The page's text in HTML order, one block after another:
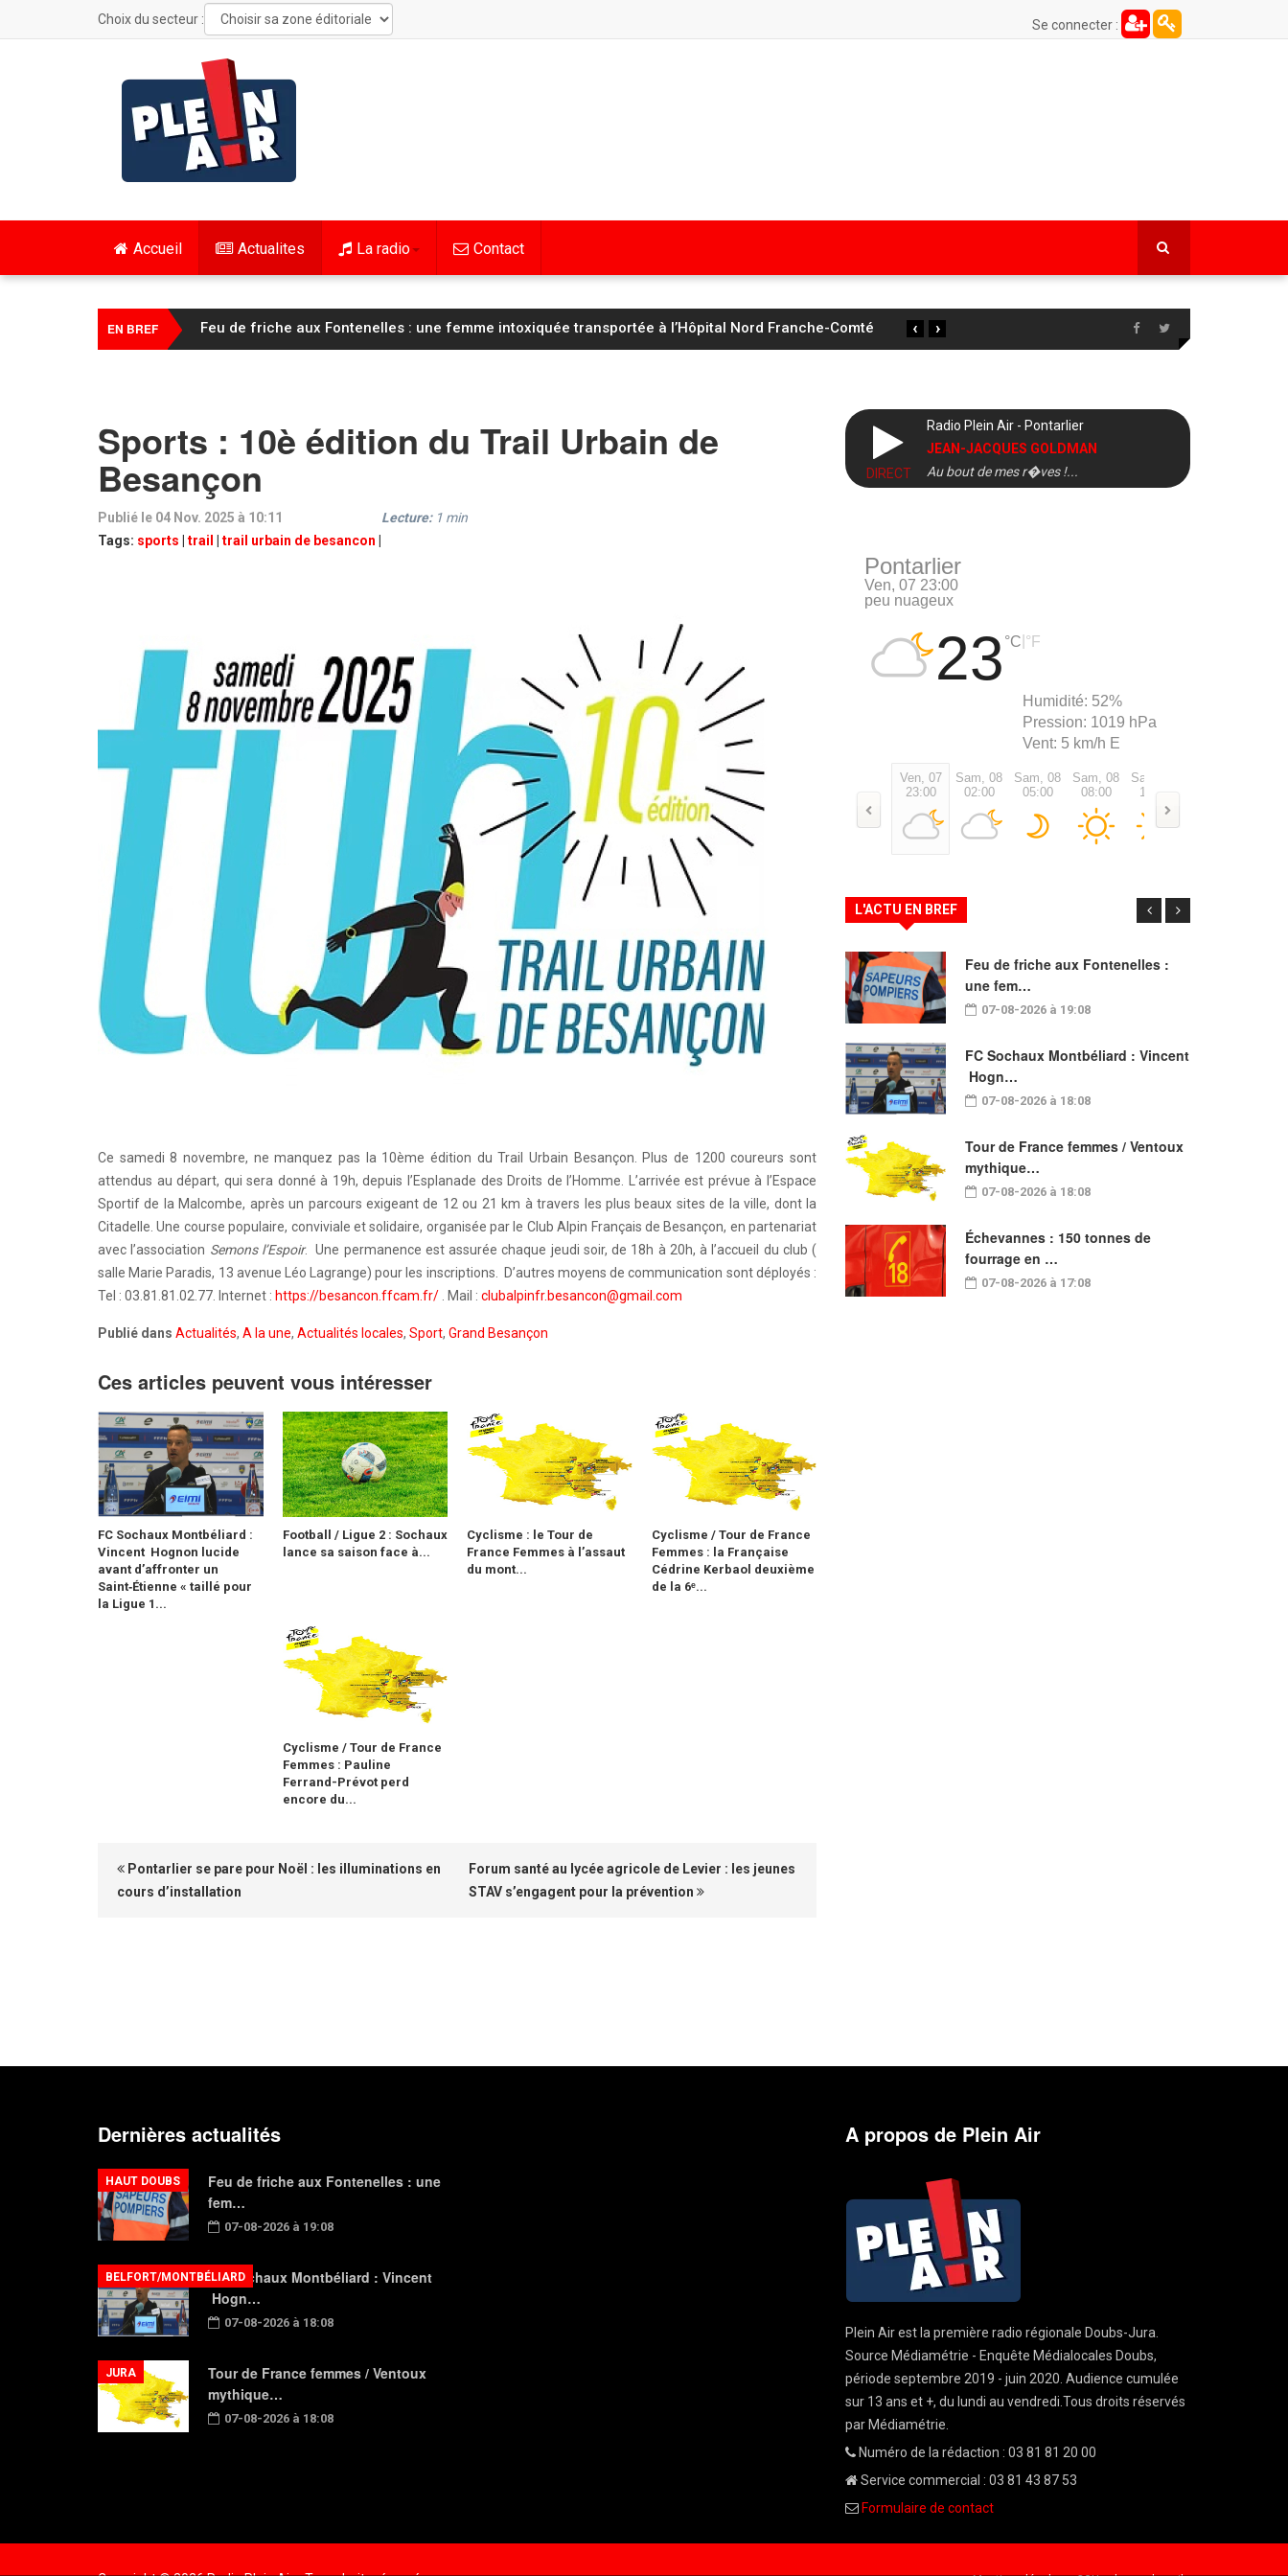
Choix du secteur : Se connecter :
Accueil Actualites La radio Contact
EN BREF FC Sochaux Montbéliard : Vincent Hognon lucide avant d’affronter un Saint‑Étienne « taillé pour la ›
‹
Sports : 10è édition du Trail Urbain de
Besançon
Publié le 04 Nov. 2025 à 10:11
Tags: sports trail trail urbain de besancon
Lecture: 1 min
Ce samedi 8 novembre, ne manquez pas la 10ème édition du Trail Urbain Besançon. Plus de 1200 coureurs sont
attendus au départ, qui sera donné à 19h, depuis l’Esplanade des Droits de l’Homme. L’arrivée est prévue à l’Espace
Sportif de la Malcombe, après un parcours exigeant de 12 ou 21 km à travers les plus beaux sites de la ville, dont la
Citadelle. Une course populaire, conviviale et solidaire, organisée par le Club Alpin Français de Besançon, en partenariat
avec l’association Semons l’Espoir. Une permanence est assurée chaque jeudi soir, de 18h à 20h, à l’accueil du club (
salle Marie Paradis, 13 avenue Léo Lagrange) pour les inscriptions. D’autres moyens de communication sont déployés :
Tel : 03.81.81.02.77. Internet : https://besancon.ffcam.fr/ . Mail : clubalpinfr.besancon@gmail.com
Publié dans Actualités, A la une, Actualités locales, Sport, Grand Besançon
Ces articles peuvent vous intéresser
FC Sochaux Montbéliard :
Vincent Hognon lucide
avant d’affronter un
Saint‑Étienne « taillé pour
la Ligue 1...
Football / Ligue 2 : Sochaux
lance sa saison face à...
Cyclisme : le Tour de
France Femmes à l’assaut
du mont...
Cyclisme / Tour de France
Femmes : la Française
Cédrine Kerbaol deuxième
de la 6ᵉ...
Cyclisme / Tour de France
Femmes : Pauline
Ferrand-Prévot perd
encore du...
Pontarlier se pare pour Noël : les illuminations en
cours d’installation
Forum santé au lycée agricole de Levier : les jeunes
STAV s’engagent pour la prévention
DIRECT
Radio Plein Air - Pontarlier
JEAN-JACQUES GOLDMAN
Au bout de mes r�ves !...
Pontarlier
Ven, 07 23:00
peu nuageux
23 °C °F
Humidité: 52%
Pression: 1019 hPa
Vent: 5 km/h E
Ven, 07
23:00
Sam, 08
02:00
Sam, 08
05:00
Sam, 08
08:00
Sam, 08
11:00
L'ACTU EN BREF
Feu de friche aux Fontenelles :
une fem…
07-08-2026 à 19:08
FC Sochaux Montbéliard : Vincent
Hogn…
07-08-2026 à 18:08
Tour de France femmes / Ventoux
mythique…
07-08-2026 à 18:08
Échevannes : 150 tonnes de
fourrage en …
07-08-2026 à 17:08
Dernières actualités
Feu de friche aux Fontenelles : une
fem…
07-08-2026 à 19:08
HAUT DOUBS
FC Sochaux Montbéliard : Vincent
Hogn…
07-08-2026 à 18:08
BELFORT/MONTBÉLIARD
Tour de France femmes / Ventoux
mythique…
07-08-2026 à 18:08
JURA
A propos de Plein Air
Plein Air est la première radio régionale Doubs-Jura.
Source Médiamétrie - Enquête Médialocales Doubs,
période septembre 2019 - juin 2020. Audience cumulée
sur 13 ans et +, du lundi au vendredi.Tous droits réservés
par Médiamétrie.
Numéro de la rédaction : 03 81 81 20 00
Service commercial : 03 81 43 87 53
Formulaire de contact